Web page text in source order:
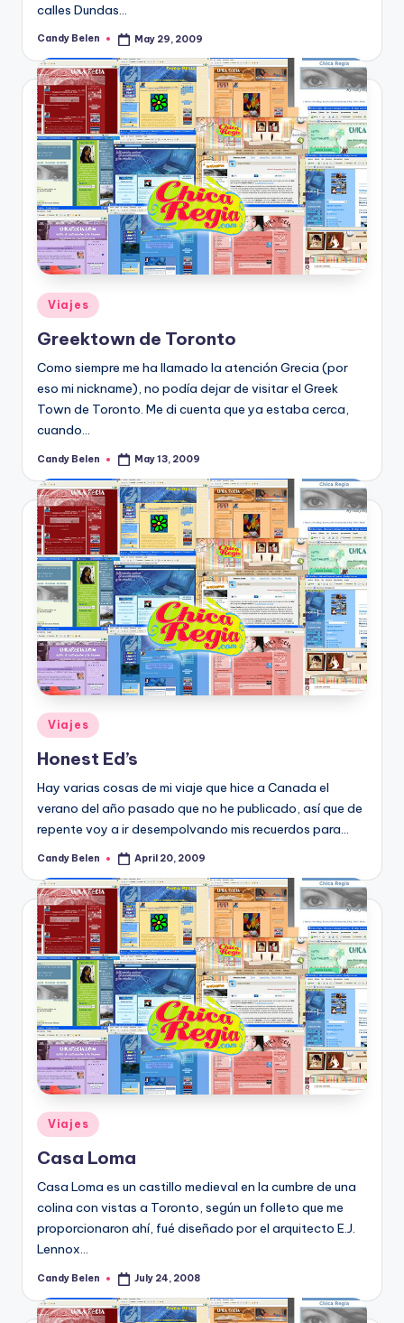
calles Dundas…
Posted
Candy Belen May 29, 2009
Posted
in
Viajes
Greektown de Toronto
Como siempre me ha llamado la atención Grecia (por
eso mi nickname), no podí­a dejar de visitar el Greek
Town de Toronto. Me di cuenta que ya estaba cerca,
cuando…
Posted
Candy Belen May 13, 2009
Posted
in
Viajes
Honest Ed’s
Hay varias cosas de mi viaje que hice a Canada el
verano del año pasado que no he publicado, así­ que de
repente voy a ir desempolvando mis recuerdos para…
Posted
Candy Belen April 20, 2009
Posted
in
Viajes
Casa Loma
Casa Loma es un castillo medieval en la cumbre de una
colina con vistas a Toronto, según un folleto que me
proporcionaron ahí­, fué diseñado por el arquitecto E.J.
Lennox…
Posted
Candy Belen July 24, 2008